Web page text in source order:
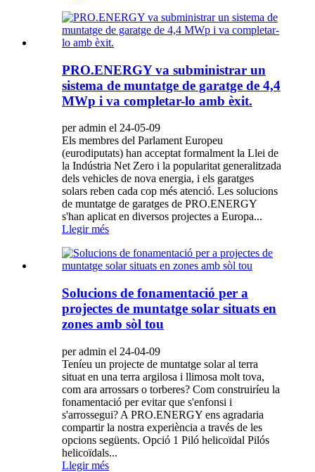
PRO.ENERGY va subministrar un
sistema de muntatge de garatge de 4,4
MWp i va completar-lo amb èxit.
per admin el 24-05-09
Els membres del Parlament Europeu
(eurodiputats) han acceptat formalment la Llei de
la Indústria Net Zero i la popularitat generalitzada
dels vehicles de nova energia, i els garatges
solars reben cada cop més atenció. Les solucions
de muntatge de garatges de PRO.ENERGY
s'han aplicat en diversos projectes a Europa...
Llegir més
Solucions de fonamentació per a
projectes de muntatge solar situats en
zones amb sòl tou
per admin el 24-04-09
Teníeu un projecte de muntatge solar al terra
situat en una terra argilosa i llimosa molt tova,
com ara arrossars o torberes? Com construiríeu la
fonamentació per evitar que s'enfonsi i
s'arrossegui? A PRO.ENERGY ens agradaria
compartir la nostra experiència a través de les
opcions següents. Opció 1 Piló helicoïdal Pilós
helicoïdals...
Llegir més